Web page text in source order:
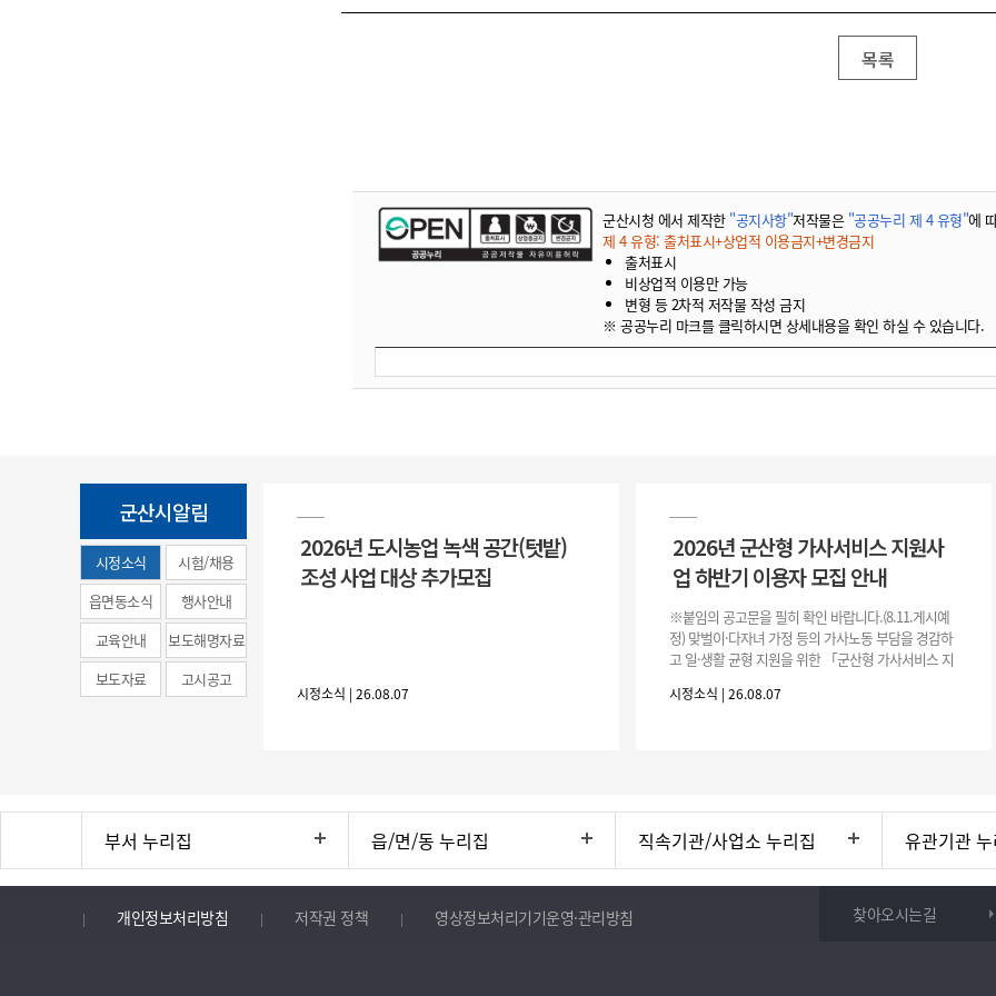
목록
군산시청 에서 제작한 "공지사항"저작물은 "공공누리 제 4 유형"에
제 4 유형: 출처표시+상업적 이용금지+변경금지
출처표시
비상업적 이용만 가능
변형 등 2차적 저작물 작성 금지
※ 공공누리 마크를 클릭하시면 상세내용을 확인 하실 수 있습니다.
군산시알림
시정소식
(municipal
news)
2026년 도시농업 녹색 공간(텃밭)
조성 사업 대상 추가모집
시정소식 | 26.08.07
2026년 군산형 가사서비스 지원사
업 하반기 이용자 모집 안내
※붙임의 공고문을 필히 확인 바랍니다.(8.11.게시예
정) 맞벌이·다자녀 가정 등의 가사노동 부담을 경감하
고 일·생활 균형 지원을 위한 「군산형 가사서비스 지
니 많은 참여 바랍니다. 1
시정소식 | 26.08.07
시험/채용
읍면동소식
행사안내
교육안내
보도해명자료
보도자료
고시공고
부서 누리집 읍/면/동 누리집 직속기관/사업소 누리집 유관기관
개인정보처리방침 저작권 정책 영상정보처리기기운영·관리방침 찾아오시는길